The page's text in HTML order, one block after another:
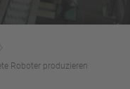
Roboter produzieren